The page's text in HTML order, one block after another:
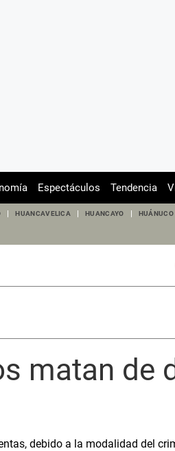
Espectáculos Tendencia
HUANCAVELICA HUANCAYO HUÁNUCO
matan de
debido a la modalidad del